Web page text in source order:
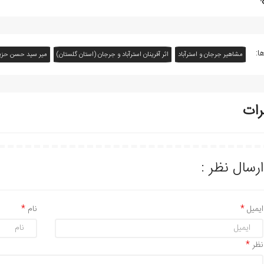
مشاهیر جرجان و استرآباد اثر آفرينان استرآباد و جرجان (استان گلستان) مير سيد حسن
ارسال نظر :
نام ایمیل
نظر